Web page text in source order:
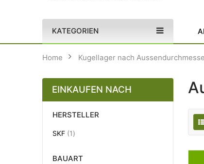
KATEGORIEN
Home Kugellager nach
EINKAUFEN NACH
HERSTELLER
SKF 1Artikel
BAUART